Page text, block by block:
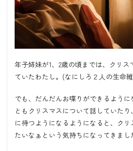
年子姉妹が1、2歳の頃までは、クリス
ていたわたし。(なにしろ２人の生命
でも、だんだんお喋りができるよう
ともクリスマスについて話していた
に待つようになるようになると、ク
たいなぁという気持ちになってきまし